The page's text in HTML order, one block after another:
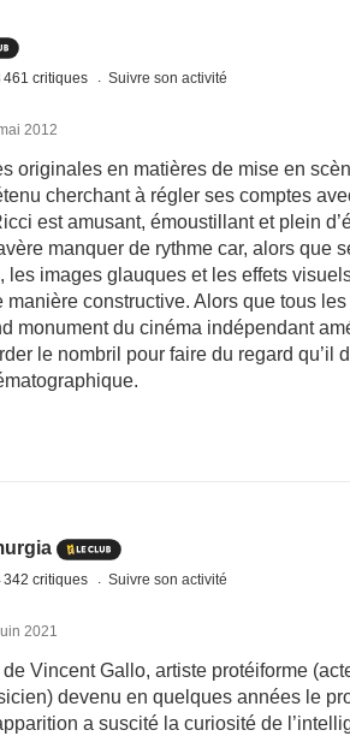
461 critiques Suivre son activité
2012
originales en matières de mise en
cherchant à régler ses comptes
est amusant, émoustillant et plein
manquer de rythme car, alors que
les images glauques et les effets
manière constructive. Alors que tous
monument du cinéma indépendant
le nombril pour faire du regard qu’il
342 critiques Suivre son activité
2021
Vincent Gallo, artiste protéiforme
devenu en quelques années le
a suscité la curiosité de